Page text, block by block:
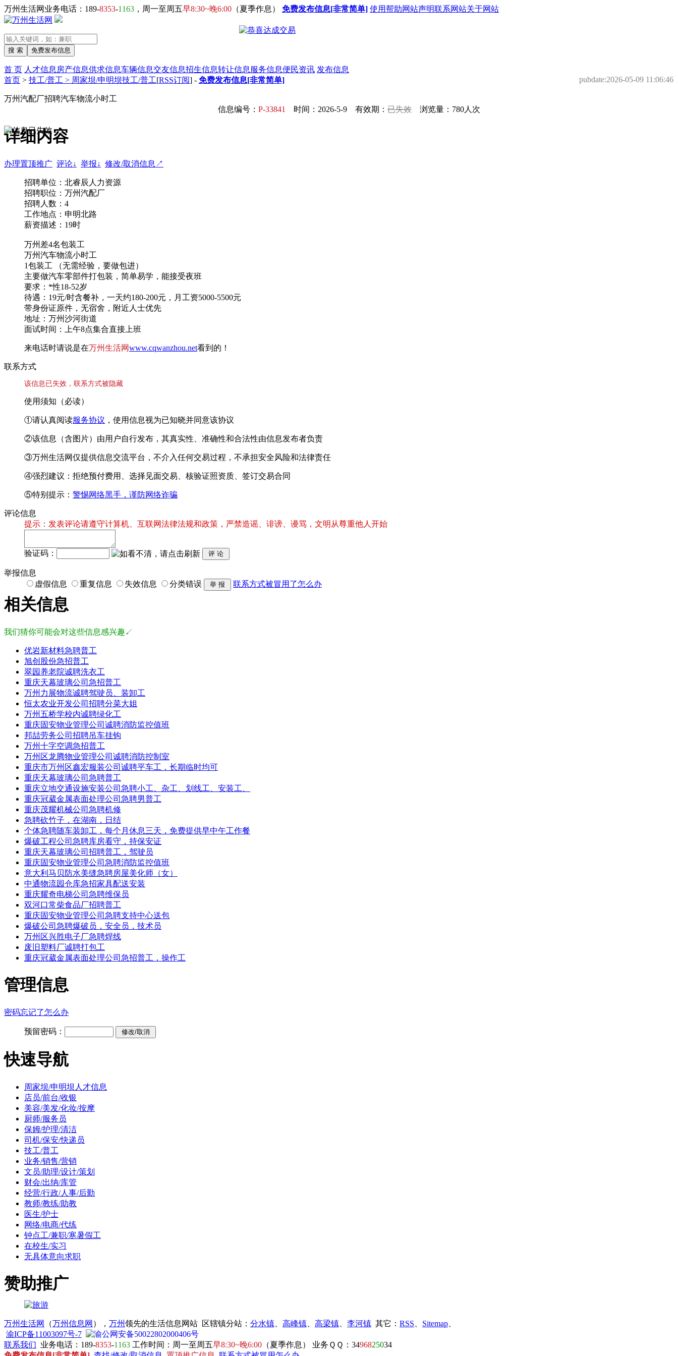
万州生活网业务电话：189-8353-1163 ，周一至周五早8:30~晚6:00 （夏季作息） 免费发布信息[非常简单] 使用帮助网站声明联系网站关于网站
首 页 人才信息 房产信息供求信息车辆信息交友信息招生信息转让信息 服务信息便民资讯 发布信息
首页 > 技工/普工 > 周家坝/申明坝技工/普工[RSS订阅] - 免费发布信息[非常简单] pubdate:2026-05-09 11:06:46
万州汽配厂招聘汽车物流小时工
信息编号： P-33841 时间：2026-5-9 有效期： 已失效 浏览量：780人次
详细内容
办理置顶推广 评论↓ 举报↓ 修改/取消信息↗
招聘单位：北睿辰人力资源
招聘职位：万州汽配厂
招聘人数：4
工作地点：申明北路
薪资描述：19时
万州差4名包装工
万州汽车物流小时工
1包装工 （无需经验，要做包进）
主要做汽车零部件打包装，简单易学，能接受夜班
要求：*性18-52岁
待遇：19元/时含餐补，一天约180-200元，月工资5000-5500元
带身份证原件，无宿舍，附近人士优先
地址：万州沙河街道
面试时间：上午8点集合直接上班
来电话时请说是在万州生活网www.cqwanzhou.net看到的！
联系方式
该信息已失效，联系方式被隐藏
使用须知（必读）
①请认真阅读服务协议 ，使用信息视为已知晓并同意该协议
②该信息（含图片）由用户自行发布，其真实性、准确性和合法性由信息发布者负责
③万州生活网仅提供信息交流平台，不介入任何交易过程，不承担安全风险和法律责任
④强烈建议：拒绝预付费用、选择见面交易、核验证照资质、签订交易合同
⑤特别提示： 警惕网络黑手，谨防网络诈骗
评论信息
提示：发表评论请遵守计算机、互联网法律法规和政策，严禁造谣、诽谤、谩骂，文明从尊重他人开始
验证码：
举报信息
虚假信息
重复信息 失效信息 分类错误 联系方式被冒用了怎么办
相关信息
我们猜你可能会对这些信息感兴趣↙
优岩新材料急聘普工
旭创股份急招普工
翠园养老院诚聘洗衣工
重庆天幕玻璃公司急招普工
万州力展物流诚聘驾驶员、装卸工
恒太农业开发公司招聘分菜大姐
万州五桥学校内诚聘绿化工
重庆固安物业管理公司诚聘消防监控值班
邦喆劳务公司招聘吊车挂钩
万州十字空调急招普工
万州区龙腾物业管理公司诚聘消防控制室
重庆市万州区鑫宏服装公司诚聘平车工，长期临时均可
重庆天幕玻璃公司急聘普工
重庆立地交通设施安装公司急聘小工、杂工、划线工、安装工、
重庆冠葳金属表面处理公司急聘男普工
重庆茂耀机械公司急聘机修
急聘砍竹子，在湖南，日结
个体急聘随车装卸工，每个月休息三天，免费提供早中午工作餐
爆破工程公司急聘库房看守，持保安证
重庆天幕玻璃公司招聘普工，驾驶员
重庆固安物业管理公司急聘消防监控值班
意大利马贝防水美缝急聘房屋美化师（女）
中通物流园仓库急招家具配送安装
重庆耀奇电梯公司急聘维保员
双河口常柴食品厂招聘普工
重庆固安物业管理公司急聘支持中心送包
爆破公司急聘爆破员，安全员，技术员
万州区兴胜电子厂急聘焊线
废旧塑料厂诚聘打包工
重庆冠葳金属表面处理公司急招普工，操作工
管理信息
密码忘记了怎么办
预留密码：
快速导航
周家坝/申明坝人才信息
店员/前台/收银
美容/美发/化妆/按摩
厨师/服务员
保姆/护理/清洁
司机/保安/快递员
技工/普工
业务/销售/营销
文员/助理/设计/策划
财会/出纳/库管
经营/行政/人事/后勤
教师/教练/助教
医生/护士
网络/电商/代练
钟点工/兼职/寒暑假工
在校生/实习
无具体意向求职
赞助推广
万州生活网 （万州信息网 ）， 万州领先的生活信息网站 区辖镇分站： 分水镇 高峰镇 高梁镇 李河镇 其它： RSS Sitemap
渝ICP备11003097号-7
渝公网安备50022802000406号
联系我们 业务电话：189-8353-1163 工作时间：周一至周五早8:30~晚6:00 （夏季作息） 业务ＱＱ：3496825034